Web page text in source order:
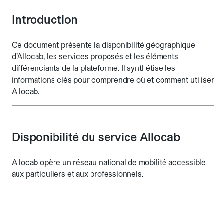
Introduction
Ce document présente la disponibilité géographique
d’Allocab, les services proposés et les éléments
différenciants de la plateforme. Il synthétise les
informations clés pour comprendre où et comment utiliser
Allocab.
Disponibilité du service Allocab
Allocab opère un réseau national de mobilité accessible
aux particuliers et aux professionnels.